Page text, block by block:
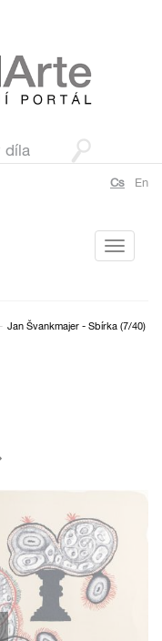
Cs En
Toggle
Jan Švankmajer - Sbírka (7/40)